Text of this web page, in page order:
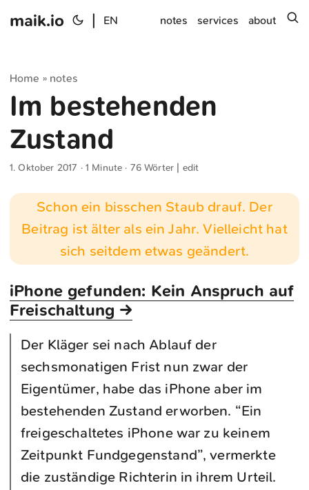
maik.io EN notes services about
Home » notes
Im bestehenden
Zustand
1. Oktober 2017 · 1 Minute · 76 Wörter | edit
Schon ein bisschen Staub drauf. Der
Beitrag ist älter als ein Jahr. Vielleicht hat
sich seitdem etwas geändert.
iPhone gefunden: Kein Anspruch auf
Freischaltung →
Der Kläger sei nach Ablauf der
sechsmonatigen Frist nun zwar der
Eigentümer, habe das iPhone aber im
bestehenden Zustand erworben. “Ein
freigeschaltetes iPhone war zu keinem
Zeitpunkt Fundgegenstand”, vermerkte
die zuständige Richterin in ihrem Urteil.